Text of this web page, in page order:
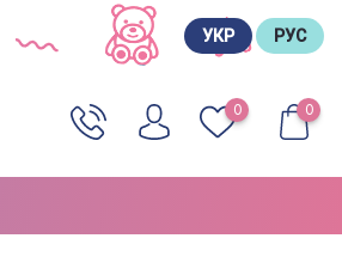
УКР РУС
0 0